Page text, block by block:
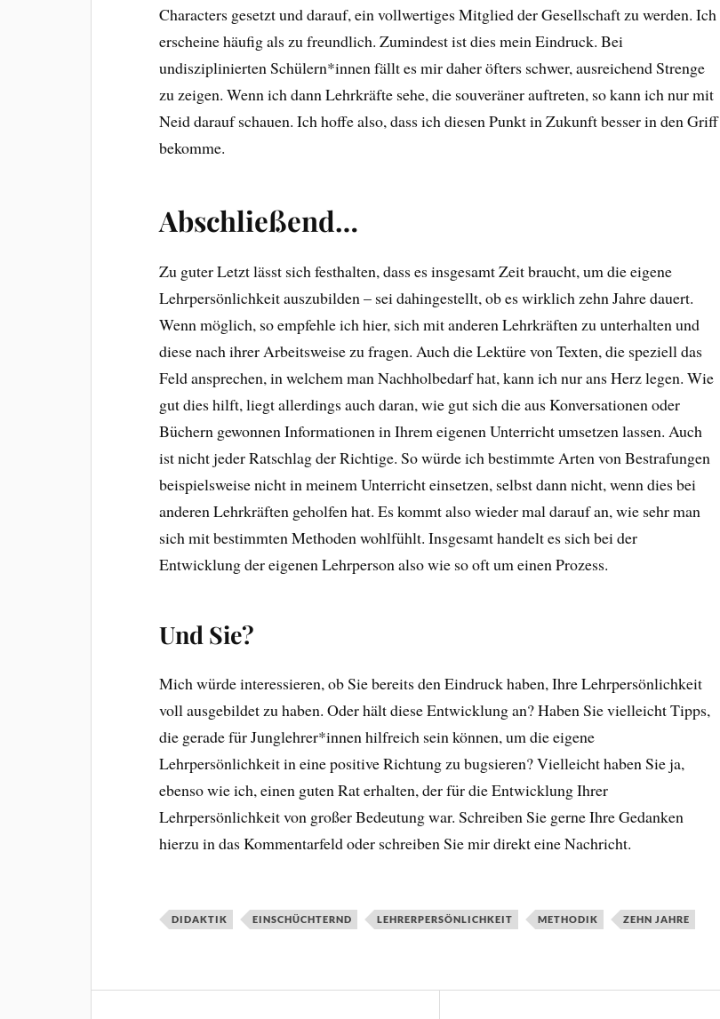
Characters gesetzt und darauf, ein vollwertiges Mitglied der Gesellschaft zu werden. Ich
erscheine häufig als zu freundlich. Zumindest ist dies mein Eindruck. Bei
undisziplinierten Schülern*innen fällt es mir daher öfters schwer, ausreichend Strenge
zu zeigen. Wenn ich dann Lehrkräfte sehe, die souveräner auftreten, so kann ich nur mit
Neid darauf schauen. Ich hoffe also, dass ich diesen Punkt in Zukunft besser in den Griff
bekomme.
Abschließend…
Zu guter Letzt lässt sich festhalten, dass es insgesamt Zeit braucht, um die eigene
Lehrpersönlichkeit auszubilden – sei dahingestellt, ob es wirklich zehn Jahre dauert.
Wenn möglich, so empfehle ich hier, sich mit anderen Lehrkräften zu unterhalten und
diese nach ihrer Arbeitsweise zu fragen. Auch die Lektüre von Texten, die speziell das
Feld ansprechen, in welchem man Nachholbedarf hat, kann ich nur ans Herz legen. Wie
gut dies hilft, liegt allerdings auch daran, wie gut sich die aus Konversationen oder
Büchern gewonnen Informationen in Ihrem eigenen Unterricht umsetzen lassen. Auch
ist nicht jeder Ratschlag der Richtige. So würde ich bestimmte Arten von Bestrafungen
beispielsweise nicht in meinem Unterricht einsetzen, selbst dann nicht, wenn dies bei
anderen Lehrkräften geholfen hat. Es kommt also wieder mal darauf an, wie sehr man
sich mit bestimmten Methoden wohlfühlt. Insgesamt handelt es sich bei der
Entwicklung der eigenen Lehrperson also wie so oft um einen Prozess.
Und Sie?
Mich würde interessieren, ob Sie bereits den Eindruck haben, Ihre Lehrpersönlichkeit
voll ausgebildet zu haben. Oder hält diese Entwicklung an? Haben Sie vielleicht Tipps,
die gerade für Junglehrer*innen hilfreich sein können, um die eigene
Lehrpersönlichkeit in eine positive Richtung zu bugsieren? Vielleicht haben Sie ja,
ebenso wie ich, einen guten Rat erhalten, der für die Entwicklung Ihrer
Lehrpersönlichkeit von großer Bedeutung war. Schreiben Sie gerne Ihre Gedanken
hierzu in das Kommentarfeld oder schreiben Sie mir direkt eine Nachricht.
DIDAKTIK EINSCHÜCHTERND LEHRERPERSÖNLICHKEIT METHODIK ZEHN JAHRE